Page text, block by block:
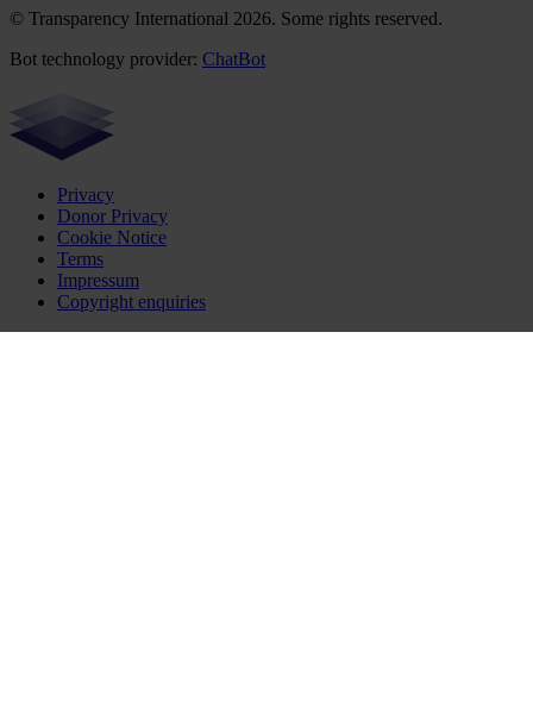
© Transparency International 2026. Some rights reserved.
Bot technology provider: ChatBot
Privacy
Donor Privacy
Cookie Notice
Terms
Impressum
Copyright enquiries